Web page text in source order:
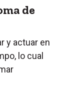
de
y actuar en
lo cual